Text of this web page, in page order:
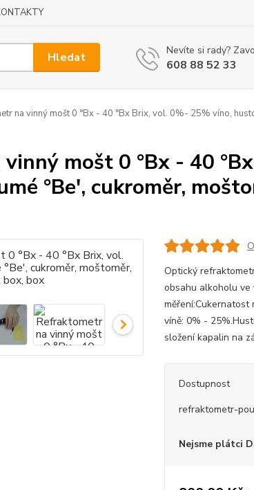
Hledat Nevíte si rady?
608 88 52 33
na vinný mošt 0 °Bx - 40 °Bx Brix, vol. 0%- 25% víno,
mošt 0 °Bx - 40
°Be', cukroměr,
Optický
obsahu alkoholu ve
měření:Cukernatost
víně: 0% -
složení kapalin na
Dostupnost
refraktometr-
Nejsme plátci